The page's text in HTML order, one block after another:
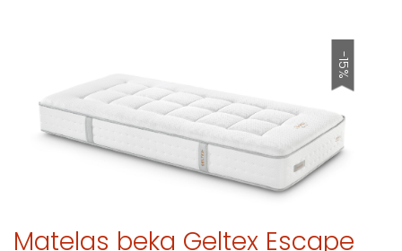
-15%
Matelas beka Geltex Escape